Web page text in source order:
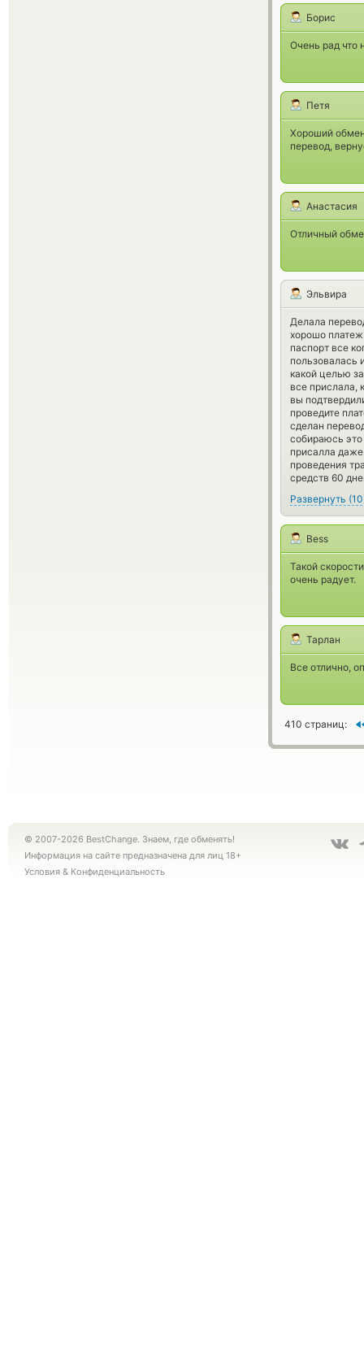
Борис
Очень рад что
Петя
Хороший
перевод,
Анастасия
Отличный
Эльвира
Делала
хорошо
паспорт все
пользовалась
какой целью
все прислала,
вы
проведите
сделан
собираюсь
присалла
проведения
средств 60
Развернуть (10
Bess
Такой
очень радует.
Тарлан
Все отлично,
410 страниц:
© 2007-2026 BestChange. Знаем, где обменять!
Информация на сайте предназначена для лиц 18+
Условия & Конфиденциальность